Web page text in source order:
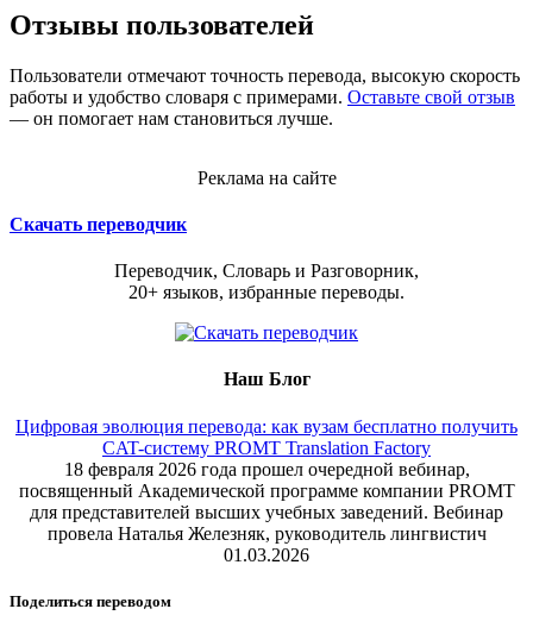
Отзывы пользователей
Пользователи отмечают точность перевода, высокую скорость
работы и удобство словаря с примерами. Оставьте свой отзыв
— он помогает нам становиться лучше.
Реклама на сайте
Скачать переводчик
Переводчик, Словарь и Разговорник,
20+ языков, избранные переводы.
Наш Блог
Цифровая эволюция перевода: как вузам бесплатно получить
CAT-систему PROMT Translation Factory
18 февраля 2026 года прошел очередной вебинар,
посвященный Академической программе компании PROMT
для представителей высших учебных заведений. Вебинар
провела Наталья Железняк, руководитель лингвистич
01.03.2026
Поделиться переводом